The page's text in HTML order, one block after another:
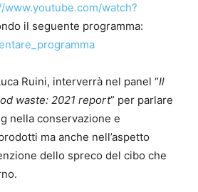
www.youtube.com/watch?
il seguente programma:
Ruini, interverrà nel panel “Il
waste: 2021 report” per parlare
nella conservazione e
ma anche nell’aspetto
dello spreco del cibo che